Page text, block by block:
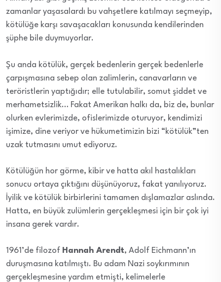
zamanlar yaşasalardı bu vahşetlere katılmayı seçmeyip,
kötülüğe karşı savaşacakları konusunda kendilerinden
şüphe bile duymuyorlar.
Şu anda kötülük, gerçek bedenlerin gerçek bedenlerle
çarpışmasına sebep olan zalimlerin, canavarların ve
teröristlerin yaptığıdır; elle tutulabilir, somut şiddet ve
merhametsizlik… Fakat Amerikan halkı da, biz de, bunlar
olurken evlerimizde, ofislerimizde oturuyor, kendimizi
işimize, dine veriyor ve hükumetimizin bizi “kötülük”ten
uzak tutmasını umut ediyoruz.
Kötülüğün hor görme, kibir ve hatta akıl hastalıkları
sonucu ortaya çıktığını düşünüyoruz, fakat yanılıyoruz.
İyilik ve kötülük birbirlerini tamamen dışlamazlar aslında.
Hatta, en büyük zulümlerin gerçekleşmesi için bir çok iyi
insana gerek vardır.
1961’de filozof Hannah Arendt, Adolf Eichmann’ın
duruşmasına katılmıştı. Bu adam Nazi soykırımının
gerçekleşmesine yardım etmişti, kelimelerle